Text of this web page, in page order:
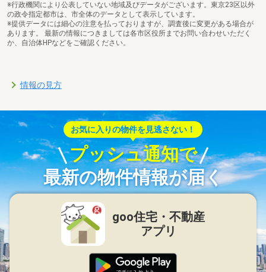
※行政機関により公表していない地域及びデータがございます。東京23区以外
の政令指定都市は、市全体のデータとして表示しています。
※提供データには細心の注意を払っておりますが、調査後に変更がある場合が
あります。 最新の情報につきましては各市区役所までお問い合わせいただく
か、自治体HPなどをご確認ください。
情報の見方
お気に入りの物件を見逃さない！
プッシュ通知で
最新の物件情報が届く
goo住宅・不動産
アプリ